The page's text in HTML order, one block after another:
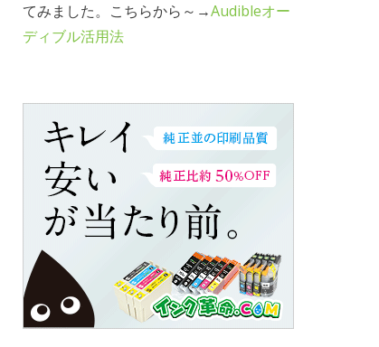
てみました。こちらから～→Audibleオー
ディブル活用法